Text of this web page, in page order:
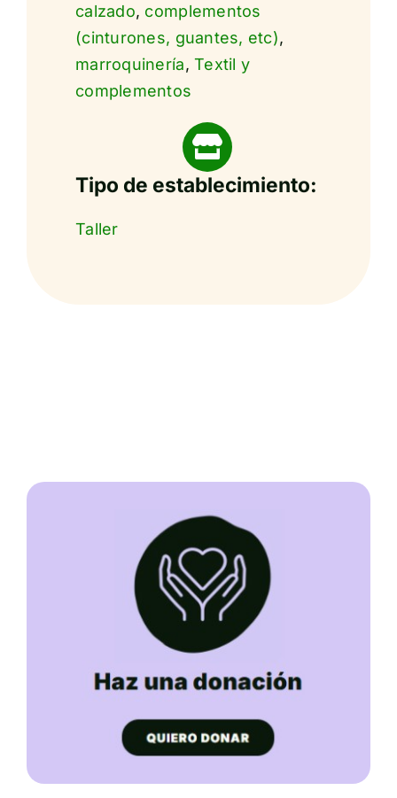
calzado, complementos
(cinturones, guantes, etc),
marroquinería,Textil y
complementos
Tipo de establecimiento:
Taller